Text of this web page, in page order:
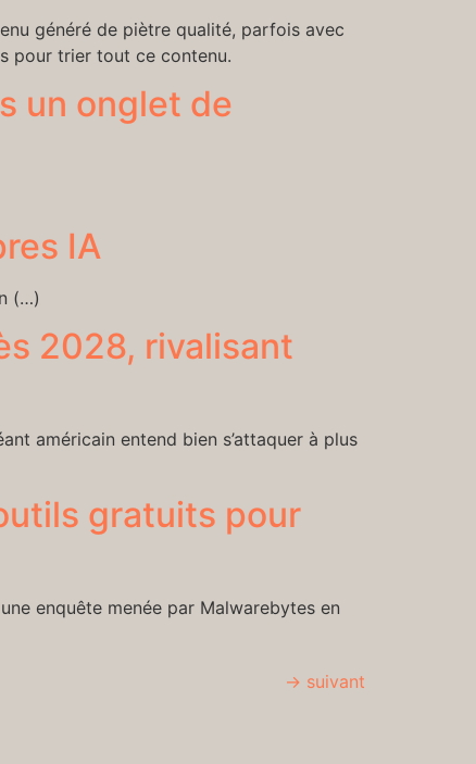
généré de piètre qualité, parfois avec
pour trier tout ce contenu.
un onglet de
IA
(…)
2028, rivalisant
américain entend bien s’attaquer à plus
gratuits pour
enquête menée par Malwarebytes en
→ suivant